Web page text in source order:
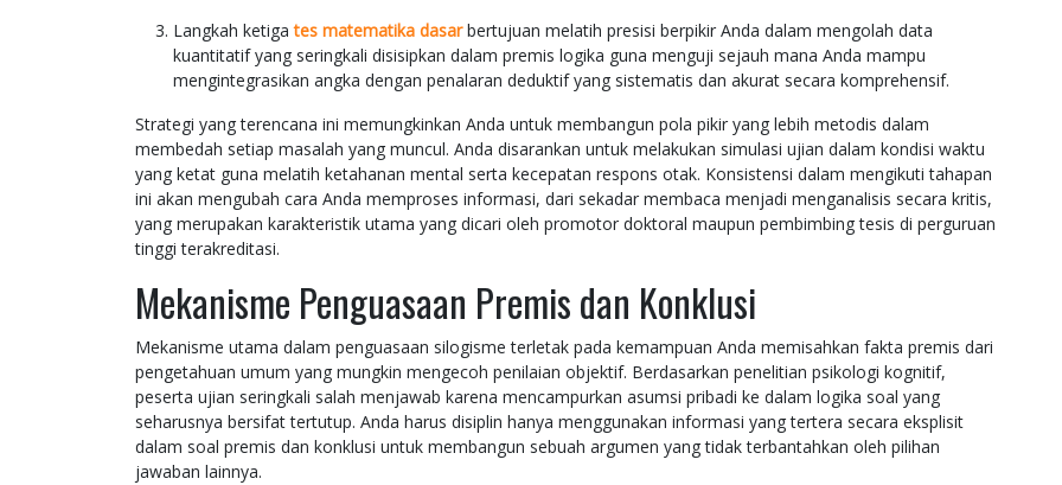
Langkah ketigates matematika dasarbertujuan melatih presisi berpikir Anda dalam mengolah data
kuantitatif yang seringkali disisipkan dalam premis logika guna menguji sejauh mana Anda mampu
mengintegrasikan angka dengan penalaran deduktif yang sistematis dan akurat secara komprehensif.
Strategi yang terencana ini memungkinkan Anda untuk membangun pola pikir yang lebih metodis dalam
membedah setiap masalah yang muncul. Anda disarankan untuk melakukan simulasi ujian dalam kondisi waktu
yang ketat guna melatih ketahanan mental serta kecepatan respons otak. Konsistensi dalam mengikuti tahapan
ini akan mengubah cara Anda memproses informasi, dari sekadar membaca menjadi menganalisis secara kritis,
yang merupakan karakteristik utama yang dicari oleh promotor doktoral maupun pembimbing tesis di perguruan
tinggi terakreditasi.
Mekanisme Penguasaan Premis dan Konklusi
Mekanisme utama dalam penguasaan silogisme terletak pada kemampuan Anda memisahkan fakta premis dari
pengetahuan umum yang mungkin mengecoh penilaian objektif. Berdasarkan penelitian psikologi kognitif,
peserta ujian seringkali salah menjawab karena mencampurkan asumsi pribadi ke dalam logika soal yang
seharusnya bersifat tertutup. Anda harus disiplin hanya menggunakan informasi yang tertera secara eksplisit
dalam soal premis dan konklusi untuk membangun sebuah argumen yang tidak terbantahkan oleh pilihan
jawaban lainnya.